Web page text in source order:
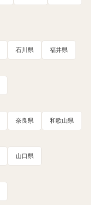
石川県 福井県
奈良県 和歌山県
山口県